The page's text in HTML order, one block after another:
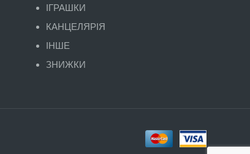
ІГРАШКИ
КАНЦЕЛЯРІЯ
ІНШЕ
ЗНИЖКИ